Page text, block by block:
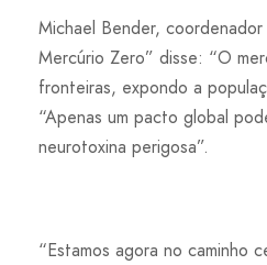
Michael Bender,
Mercúrio Zero” disse: “O
fronteiras, expondo a
“Apenas um pacto global
neurotoxina perigosa”.
“Estamos agora no caminho